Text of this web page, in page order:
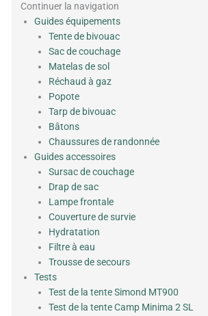
Continuer la navigation
Guides équipements
Tente de bivouac
Sac de couchage
Matelas de sol
Réchaud à gaz
Popote
Tarp de bivouac
Bâtons
Chaussures de randonnée
Guides accessoires
Sursac de couchage
Drap de sac
Lampe frontale
Couverture de survie
Hydratation
Filtre à eau
Trousse de secours
Tests
Test de la tente Simond MT900
Test de la tente Camp Minima 2 SL